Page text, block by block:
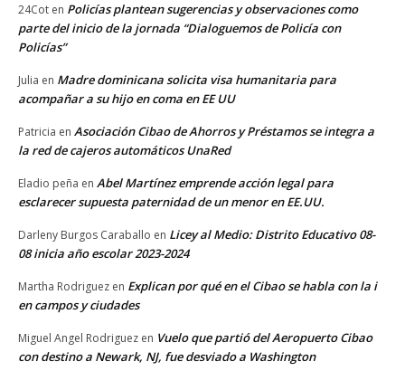
24Cot en Policías plantean sugerencias y observaciones como
parte del inicio de la jornada “Dialoguemos de Policía con
Policías”
Julia en Madre dominicana solicita visa humanitaria para
acompañar a su hijo en coma en EE UU
Patricia en Asociación Cibao de Ahorros y Préstamos se integra a
la red de cajeros automáticos UnaRed
Eladio peña en Abel Martínez emprende acción legal para
esclarecer supuesta paternidad de un menor en EE.UU.
Darleny Burgos Caraballo en Licey al Medio: Distrito Educativo 08-
08 inicia año escolar 2023-2024
Martha Rodriguez en Explican por qué en el Cibao se habla con la i
en campos y ciudades
Miguel Angel Rodriguez en Vuelo que partió del Aeropuerto Cibao
con destino a Newark, NJ, fue desviado a Washington